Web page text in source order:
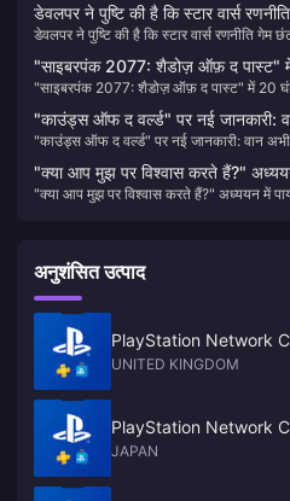
डेवलपर ने पुष्टि की है कि स्टार वार्स
भी विकास में है
डेवलपर ने पुष्टि की है कि स्टार वार्स रणनीति
"साइबरपंक 2077: शैडोज़ ऑफ़ द पास्ट"
जो 10 फिल्मों के बराबर हैं
"साइबरपंक 2077: शैडोज़ ऑफ़ द पास्ट" में 20
"काउंड्स ऑफ द वर्ल्ड" पर नई जानकारी:
स्क्रीन अभिव्यक्ति को बढ़ाया जाएगा
"काउंड्स ऑफ द वर्ल्ड" पर नई जानकारी: वान
अभिव्यक्ति को बढ़ाया जाएगा
"क्या आप मुझ पर विश्वास करते हैं?"
खेलने से अवसाद के लक्षणों को कम करने में
"क्या आप मुझ पर विश्वास करते हैं?" अध्ययन में
अनुशंसित उत्पाद
PlayStation Network
UNITED KINGDOM
PlayStation Network
JAPAN